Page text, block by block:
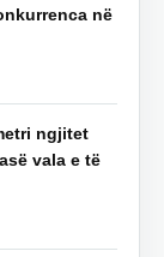
në
ngjitet
vala e të